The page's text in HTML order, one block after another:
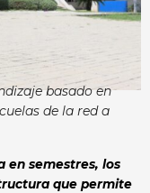
basado en
de la red a
en semestres, los
que permite